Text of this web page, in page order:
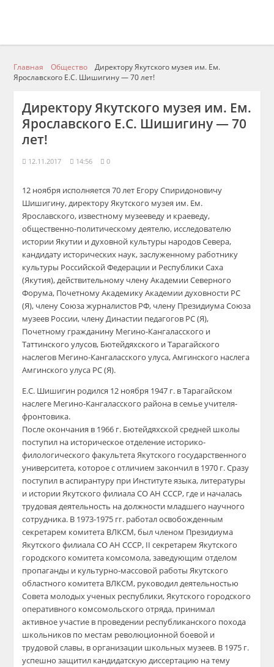
Главная Общество
Директору Якутского музея им. Ем.
Ярославского Е.С. Шишигину — 70 лет!
Директору Якутского музея им. Ем.
Ярославского Е.С. Шишигину — 70
лет!
12.11.2017 14:56 0
12 ноября исполняется 70 лет Егору Спиридоновичу
Шишигину, директору Якутского музея им. Ем.
Ярославского, известному музееведу и краеведу,
общественно-политическому деятелю, исследователю
истории Якутии и духовной культуры народов Севера,
кандидату исторических наук, заслуженному работнику
культуры Российской Федерации и Республики Саха
(Якутия), действительному члену Академии Северного
Форума, Почетному Академику Академии духовности РС
(Я), члену Союза журналистов РФ, члену Президиума Союза
музеев России, члену Династии педагогов РС (Я),
Почетному гражданину Мегино-Кангаласского и
Таттинского улусов, Бютейдяхского и Тарагайского
наслегов Мегино-Кангаласского улуса, Амгинского наслега
Амгинского улуса РС (Я).
​Е.С. Шишигин родился 12 ноября 1947 г. в Тарагайском
наслеге Мегино-Кангаласского района в семье учителя-
фронтовика.
​После окончания в 1966 г. Бютейдяхской средней школы
поступил на историческое отделение историко-
филологического факультета Якутского государственного
университета, которое с отличием закончил в 1970 г. Сразу
поступил в аспирантуру при Институте языка, литературы
и истории Якутского филиала СО АН СССР, где и началась
трудовая деятельность на должности младшего научного
сотрудника. В 1973-1975 гг. работал освобожденным
секретарем комитета ВЛКСМ, был членом Президиума
Якутского филиала СО АН СССР, II секретарем Якутского
городского комитета комсомола, заведующим отделом
пропаганды и культурно-массовой работы Якутского
областного комитета ВЛКСМ, руководил деятельностью
Совета молодых ученых республики, Якутского городского
оперативного комсомольского отряда, принимал
активное участие в проведении республиканского похода
школьников по местам революционной боевой и
трудовой славы, в организации школьных музеев. В 1975 г.
успешно защитил кандидатскую диссертацию на тему